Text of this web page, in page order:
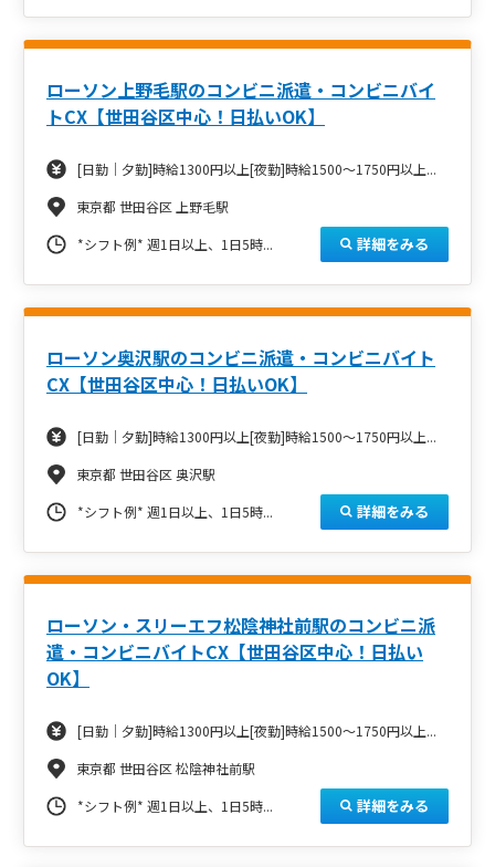
ローソン上野毛駅のコンビニ派遣・コンビニバイ
トCX【世田谷区中心！日払いOK】
[日勤｜夕勤]時給1300円以上[夜勤]時給1500～1750円以上...
東京都 世田谷区 上野毛駅
*シフト例* 週1日以上、1日5時... 詳細をみる
ローソン奥沢駅のコンビニ派遣・コンビニバイト
CX【世田谷区中心！日払いOK】
[日勤｜夕勤]時給1300円以上[夜勤]時給1500～1750円以上...
東京都 世田谷区 奥沢駅
*シフト例* 週1日以上、1日5時... 詳細をみる
ローソン・スリーエフ松陰神社前駅のコンビニ派
遣・コンビニバイトCX【世田谷区中心！日払い
OK】
[日勤｜夕勤]時給1300円以上[夜勤]時給1500～1750円以上...
東京都 世田谷区 松陰神社前駅
*シフト例* 週1日以上、1日5時... 詳細をみる